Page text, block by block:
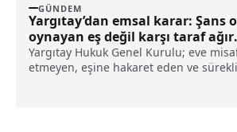
GÜNDEM
Yargıtay’dan emsal karar: Şans
oynayan eş değil karşı taraf ağır
kusurlu sayıldı
Yargıtay Hukuk Genel Kurulu; eve
etmeyen, eşine hakaret eden ve